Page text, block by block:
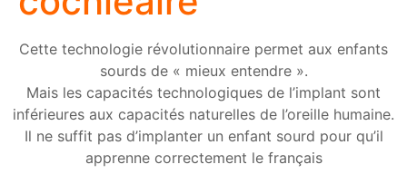
Cette technologie révolutionnaire permet aux enfants
sourds de « mieux entendre ».
Mais les capacités technologiques de l’implant sont
inférieures aux capacités naturelles de l’oreille humaine.
Il ne suffit pas d’implanter un enfant sourd pour qu’il
apprenne correctement le français